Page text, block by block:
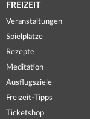
FREIZEIT
Veranstaltungen
Spielplätze
Rezepte
Meditation
Ausflugsziele
Freizeit-Tipps
Ticketshop